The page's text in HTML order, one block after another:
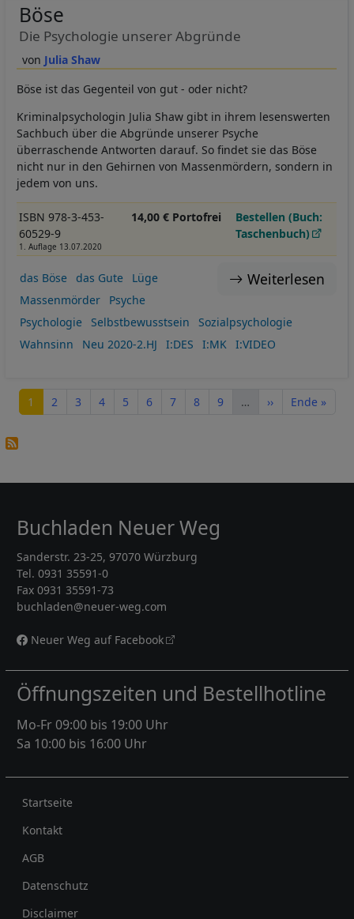
Julia Shaw
Böse
Die Psychologie unserer Abgründe
Böse ist das Gegenteil von gut - oder nicht?
Kriminalpsychologin Julia Shaw gibt in ihrem lesenswerten
Sachbuch über die Abgründe unserer Psyche
überraschende Antworten darauf. So findet sie das Böse
nicht nur in den Gehirnen von Massenmördern, sondern in
jedem von uns.
ISBN 978-3-453-
60529-9
1. Auflage 13.07.2020
14,00 € Portofrei
Bestellen (Buch:
Taschenbuch)
Weiterlesen
das Böse das Gute
Lüge
Massenmörder
Psyche
Psychologie
Selbstbewusstsein
Sozialpsychologie
Wahnsinn
Neu 2020-2.HJ I:DES I:MK I:VIDEO
Seite
1 Seite
2 Seite
3 Seite
4 Seite
5 Seite
6 Seite
7 Seite
8 Seite
9 … Nächste Seite
›› Letzte Seite
Ende »
Buchladen Neuer Weg
Sanderstr. 23-25, 97070 Würzburg
Tel. 0931 35591-0
Fax 0931 35591-73
buchladen@neuer-weg.com
Neuer Weg auf Facebook
Öffnungszeiten und Bestellhotline
Mo-Fr 09:00 bis 19:00 Uhr
Sa 10:00 bis 16:00 Uhr
Rechtliches
Startseite
Kontakt
AGB
Datenschutz
Disclaimer